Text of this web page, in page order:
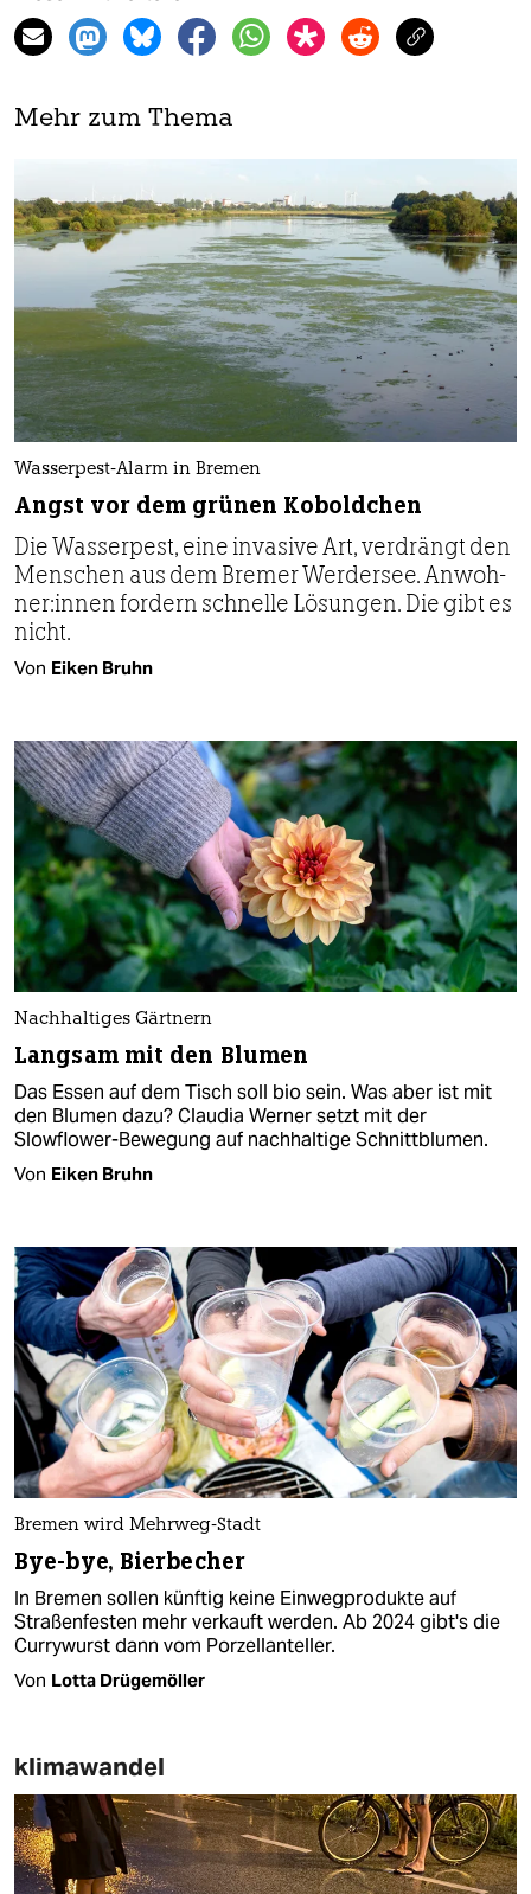
Mehr zum Thema
Wasserpest-Alarm in Bremen
Angst vor dem grünen Koboldchen
Die Wasserpest, eine invasive Art, verdrängt den
Menschen aus dem Bremer Werdersee. An­woh­
ne­r:in­nen fordern schnelle Lösungen. Die gibt es
nicht.
Von Eiken Bruhn
Nachhaltiges Gärtnern
Langsam mit den Blumen
Das Essen auf dem Tisch soll bio sein. Was aber ist mit
den Blumen dazu? Claudia Werner setzt mit der
Slowflower-Bewegung auf nachhaltige Schnittblumen.
Von Eiken Bruhn
Bremen wird Mehrweg-Stadt
Bye-bye, Bierbecher
In Bremen sollen künftig keine Einwegprodukte auf
Straßenfesten mehr verkauft werden. Ab 2024 gibt's die
Currywurst dann vom Porzellanteller.
Von Lotta Drügemöller
klimawandel